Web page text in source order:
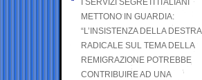
I SERVIZI SEGRETI ITALIANI
METTONO IN GUARDIA:
“L’INSISTENZA DELLA DESTRA
RADICALE SUL TEMA DELLA
REMIGRAZIONE POTREBBE
CONTRIBUIRE AD UNA